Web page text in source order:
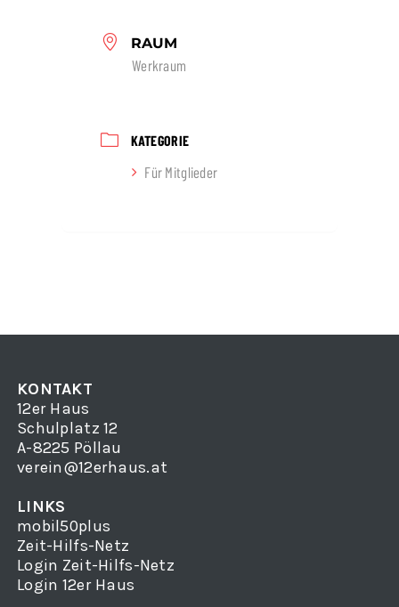
RAUM
Werkraum
KATEGORIE
Für Mitglieder
KONTAKT
12er Haus
Schulplatz 12
A-8225 Pöllau
verein@12erhaus.at
LINKS
mobil50plus
Zeit-Hilfs-Netz
Login Zeit-Hilfs-Netz
Login 12er Haus